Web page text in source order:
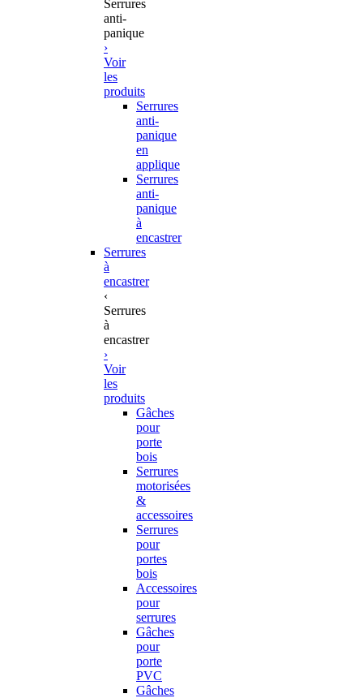
Serrures
anti-
panique
›
Voir
les
produits
Serrures
anti-
panique
en
applique
Serrures
anti-
panique
à
encastrer
Serrures
à
encastrer
‹
Serrures
à
encastrer
›
Voir
les
produits
Gâches
pour
porte
bois
Serrures
motorisées
&
accessoires
Serrures
pour
portes
bois
Accessoires
pour
serrures
Gâches
pour
porte
PVC
Gâches